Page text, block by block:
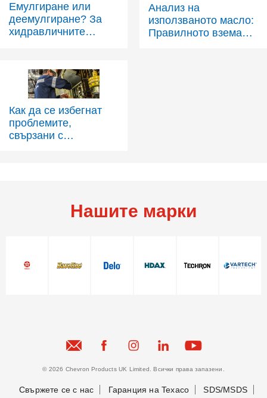
Емулгиране или
деемулгиране? За
хидравличните
Анализ на
използваното масло:
Правилното вземане
Как да се избегнат
проблемите,
свързани с
Нашите марки
© 2026 Chevron Products UK Limited. Всички права запазени.
Свържете се с нас Гаранция на Texaco
SDS/MSDS